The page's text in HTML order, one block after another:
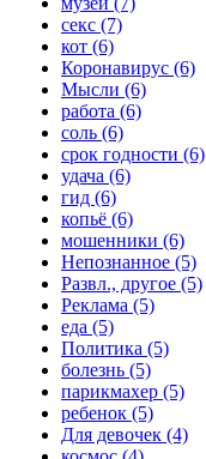
секс (7)
кот (6)
Коронавирус (6)
Мысли (6)
работа (6)
соль (6)
срок годности (6)
удача (6)
гид (6)
копьё (6)
мошенники (6)
Непознанное (5)
Развл., другое (5)
Реклама (5)
еда (5)
Политика (5)
болезнь (5)
парикмахер (5)
ребенок (5)
Для девочек (4)